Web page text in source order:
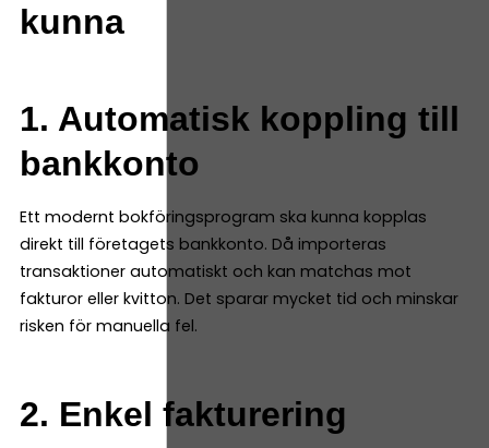
kunna
1. Automatisk koppling till
bankkonto
Ett modernt bokföringsprogram ska kunna kopplas
direkt till företagets bankkonto. Då importeras
transaktioner automatiskt och kan matchas mot
fakturor eller kvitton. Det sparar mycket tid och minskar
risken för manuella fel.
2. Enkel fakturering